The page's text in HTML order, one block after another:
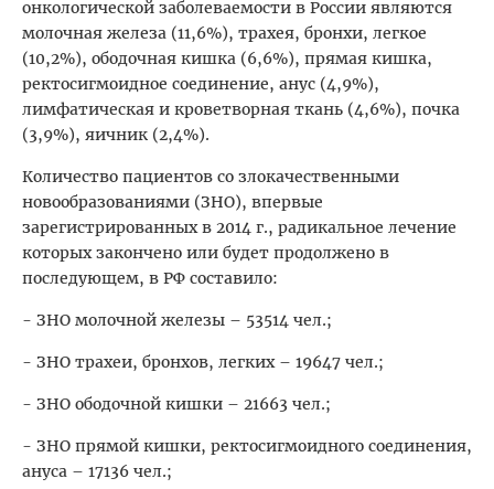
онкологической заболеваемости в России являются
молочная железа (11,6%), трахея, бронхи, легкое
(10,2%), ободочная кишка (6,6%), прямая кишка,
ректосигмоидное соединение, анус (4,9%),
лимфатическая и кроветворная ткань (4,6%), почка
(3,9%), яичник (2,4%).
Количество пациентов со злокачественными
новообразованиями (ЗНО), впервые
зарегистрированных в 2014 г., радикальное лечение
которых закончено или будет продолжено в
последующем, в РФ составило:
- ЗНО молочной железы – 53514 чел.;
- ЗНО трахеи, бронхов, легких – 19647 чел.;
- ЗНО ободочной кишки – 21663 чел.;
- ЗНО прямой кишки, ректосигмоидного соединения,
ануса – 17136 чел.;